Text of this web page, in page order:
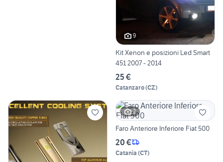
9
Kit Xenon e posizioni Led Smart
451 2007 - 2014
25 €
Catanzaro(CZ)
2
Faro Anteriore Inferiore Fiat 500
20 €
Catania (CT)